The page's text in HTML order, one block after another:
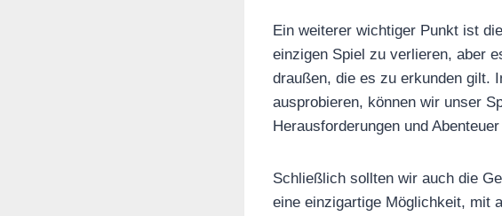
Ein weiterer wichtiger Punkt ist
einzigen Spiel zu verlieren, aber
draußen, die es zu erkunden gilt.
ausprobieren, können wir unser
Herausforderungen und
Schließlich sollten wir auch die
eine einzigartige Möglichkeit, mit